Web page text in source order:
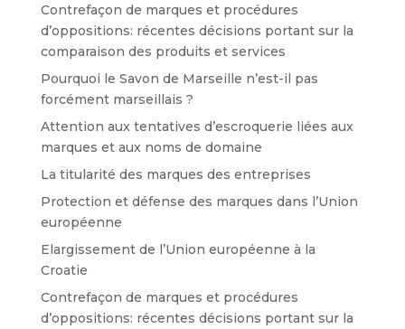
Contrefaçon de marques et procédures
d’oppositions: récentes décisions portant sur la
comparaison des produits et services
Pourquoi le Savon de Marseille n’est-il pas
forcément marseillais ?
Attention aux tentatives d’escroquerie liées aux
marques et aux noms de domaine
La titularité des marques des entreprises
Protection et défense des marques dans l’Union
européenne
Elargissement de l’Union européenne à la
Croatie
Contrefaçon de marques et procédures
d’oppositions: récentes décisions portant sur la